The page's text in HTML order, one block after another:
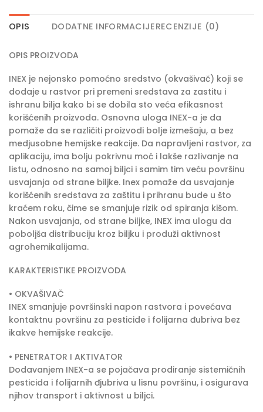
OPIS DODATNE INFORMACIJERECENZIJE (0)
OPIS PROIZVODA
INEX je nejonsko pomoćno sredstvo (okvašivač) koji se
dodaje u rastvor pri premeni sredstava za zastitu i
ishranu bilja kako bi se dobila sto veća efikasnost
korišćenih proizvoda. Osnovna uloga INEX-a je da
pomaže da se različiti proizvodi bolje izmešaju, a bez
medjusobne hemijske reakcije. Da napravljeni rastvor, za
aplikaciju, ima bolju pokrivnu moć i lakše razlivanje na
listu, odnosno na samoj biljci i samim tim veću površinu
usvajanja od strane biljke. Inex pomaže da usvajanje
korišćenih sredstava za zaštitu i prihranu bude u što
kraćem roku, čime se smanjuje rizik od spiranja kišom.
Nakon usvajanja, od strane biljke, INEX ima ulogu da
poboljša distribuciju kroz biljku i produži aktivnost
agrohemikalijama.
KARAKTERISTIKE PROIZVODA
• OKVAŠIVAČ
INEX smanjuje površinski napon rastvora i povećava
kontaktnu površinu za pesticide i folijarna đubriva bez
ikakve hemijske reakcije.
• PENETRATOR I AKTIVATOR
Dodavanjem INEX-a se pojačava prodiranje sistemičnih
pesticida i folijarnih đjubriva u lisnu površinu, i osigurava
njihov transport i aktivnost u biljci.